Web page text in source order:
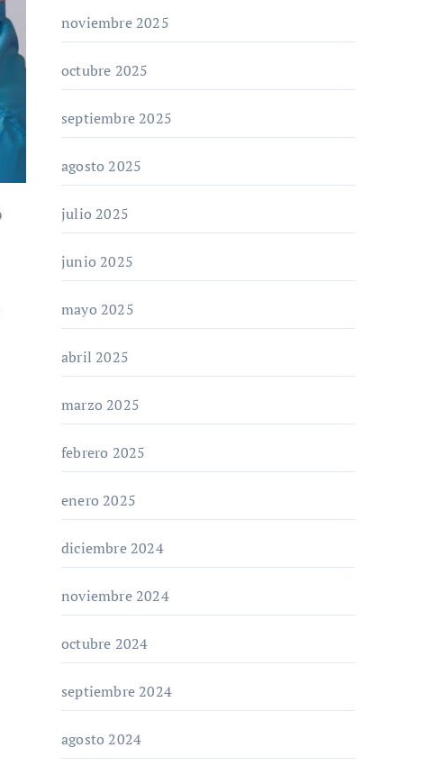
noviembre 2025
octubre 2025
septiembre 2025
agosto 2025
julio 2025
junio 2025
mayo 2025
abril 2025
marzo 2025
febrero 2025
enero 2025
diciembre 2024
noviembre 2024
octubre 2024
septiembre 2024
agosto 2024